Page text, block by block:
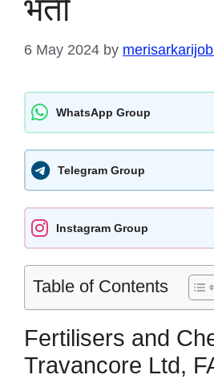
भर्ती
6 May 2024 by
WhatsApp Group
Telegram Group
Instagram Group
Table of Contents
Fertilisers and
Travancore Ltd,